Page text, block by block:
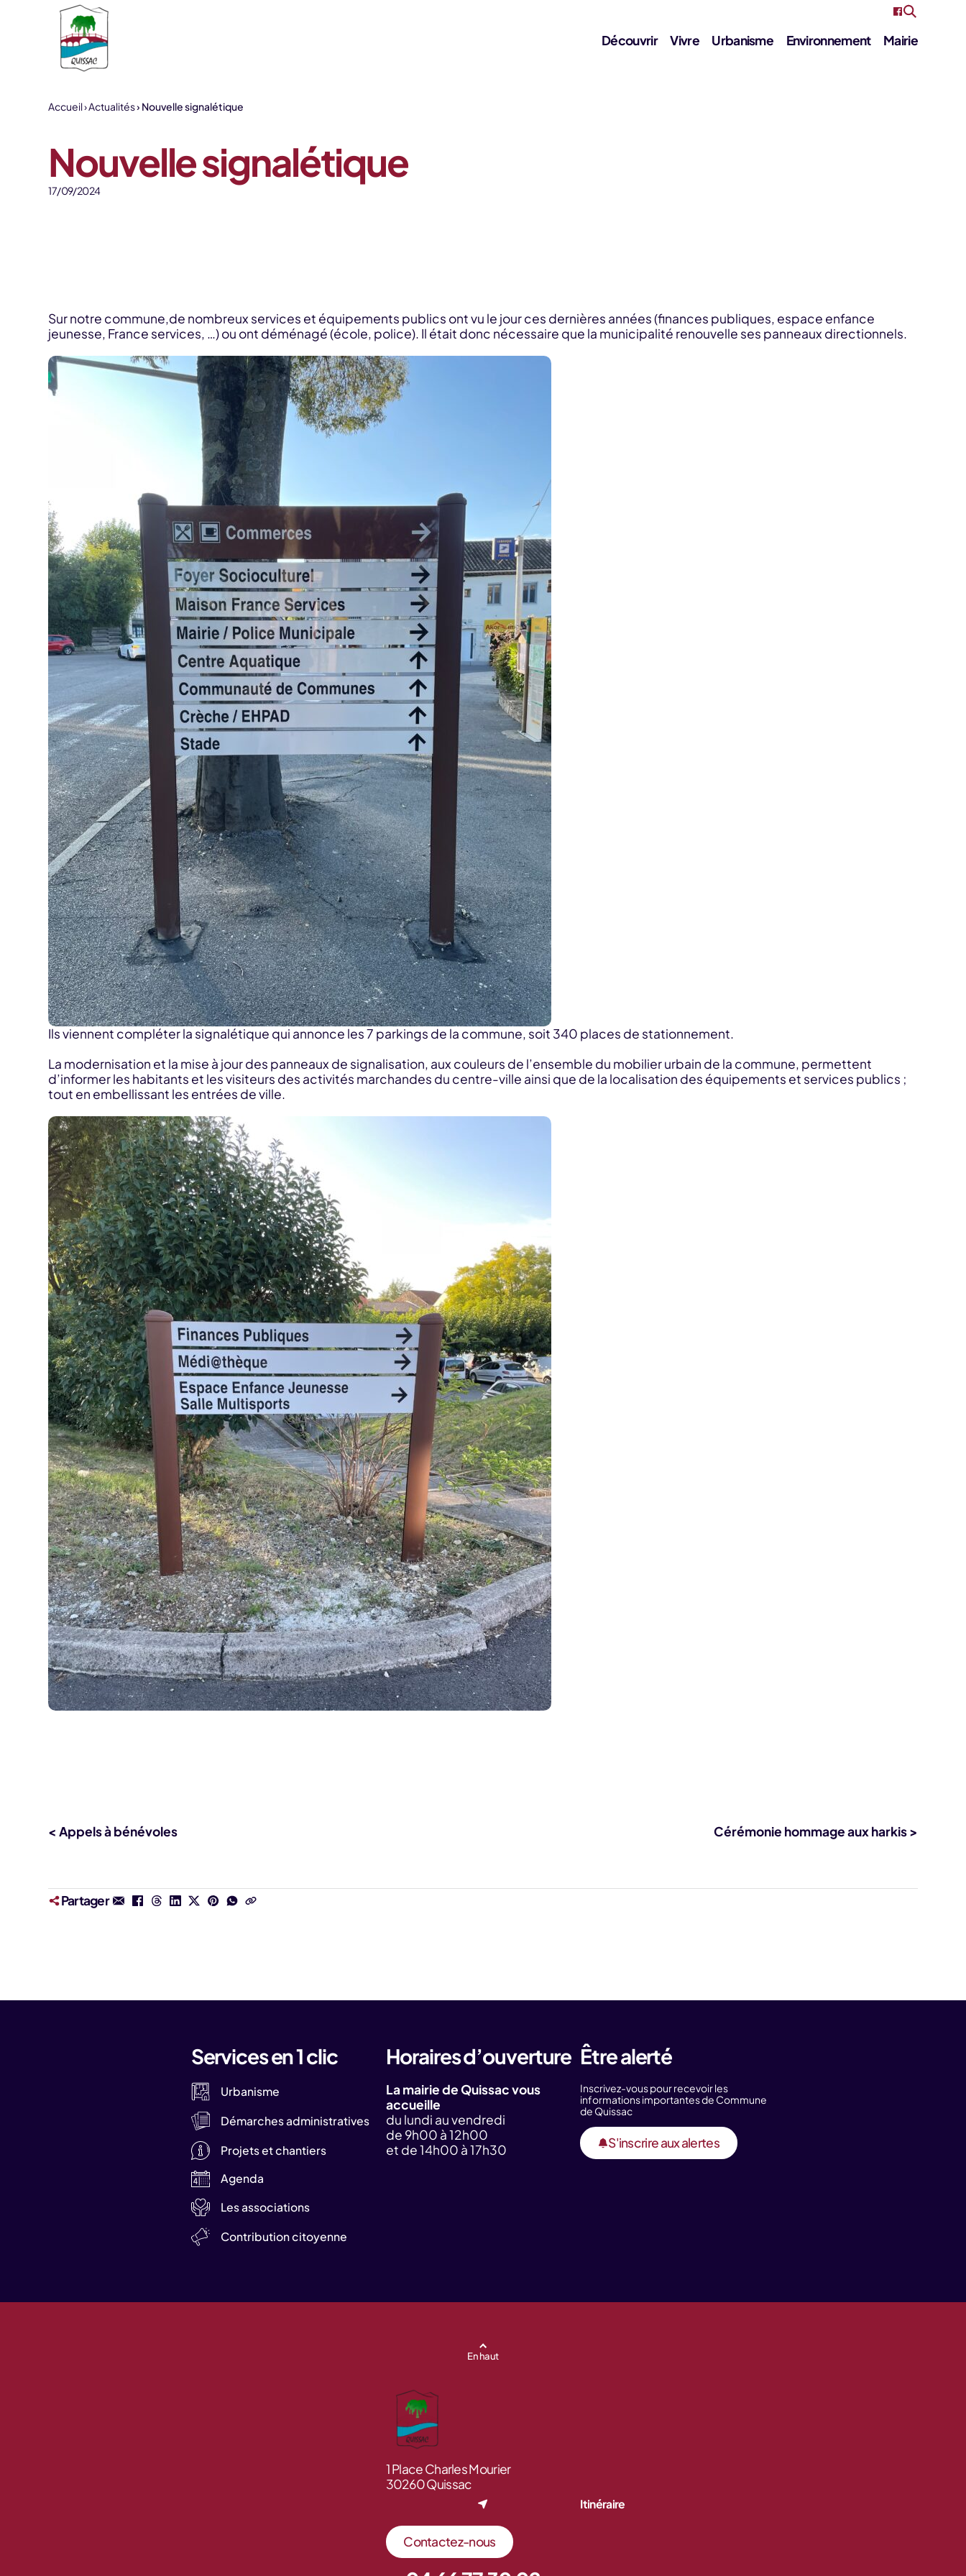
Aller au contenu
Découvrir Vivre Urbanisme Environnement Mairie
Accueil Actualités Nouvelle signalétique
Nouvelle signalétique
17/09/2024
Sur notre commune,de nombreux services et équipements publics ont vu le jour ces dernières années (finances publiques, espace enfance
jeunesse, France services, …) ou ont déménagé (école, police). Il était donc nécessaire que la municipalité renouvelle ses panneaux directionnels.
Ils viennent compléter la signalétique qui annonce les 7 parkings de la commune, soit 340 places de stationnement.
La modernisation et la mise à jour des panneaux de signalisation, aux couleurs de l’ensemble du mobilier urbain de la commune, permettent
d’informer les habitants et les visiteurs des activités marchandes du centre-ville ainsi que de la localisation des équipements et services publics ;
tout en embellissant les entrées de ville.
< Appels à bénévoles Cérémonie hommage aux harkis >
Partager
Services en 1 clic
Urbanisme
Démarches administratives
Projets et chantiers
Agenda
Les associations
Contribution citoyenne
Horaires d’ouverture
La mairie de Quissac vous
accueille
du lundi au vendredi
de 9h00 à 12h00
et de 14h00 à 17h30
Être alerté
Inscrivez-vous pour recevoir les
informations importantes de Commune
de Quissac
S'inscrire aux alertes
En haut
1 Place Charles Mourier
30260 Quissac
Itinéraire
Contactez-nous